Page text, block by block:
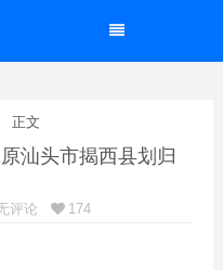
正文
汕头市揭西县划归
评论 174